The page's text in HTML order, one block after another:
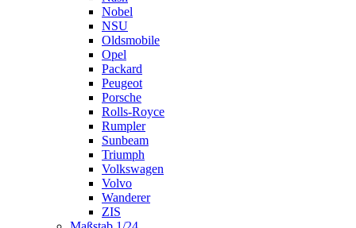
Nobel
NSU
Oldsmobile
Opel
Packard
Peugeot
Porsche
Rolls-Royce
Rumpler
Sunbeam
Triumph
Volkswagen
Volvo
Wanderer
ZIS